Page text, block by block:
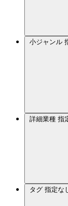
小ジャンル
詳細業種 指
タグ 指定な